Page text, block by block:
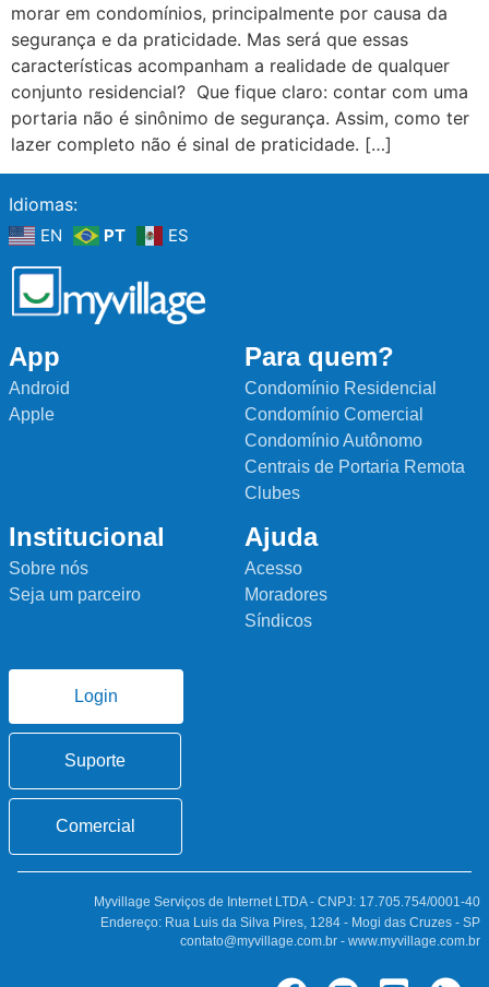
morar em condomínios, principalmente por causa da
segurança e da praticidade. Mas será que essas
características acompanham a realidade de qualquer
conjunto residencial? Que fique claro: contar com uma
portaria não é sinônimo de segurança. Assim, como ter
lazer completo não é sinal de praticidade. […]
Idiomas:
EN PT ES
App
Android
Apple
Para quem?
Condomínio Residencial
Condomínio Comercial
Condomínio Autônomo
Centrais de Portaria Remota
Clubes
Institucional
Sobre nós
Seja um parceiro
Ajuda
Acesso
Moradores
Síndicos
Login
Suporte
Comercial
Myvillage Serviços de Internet LTDA - CNPJ: 17.705.754/0001-40
Endereço: Rua Luis da Silva Pires, 1284 - Mogi das Cruzes - SP
contato@myvillage.com.br - www.myvillage.com.br